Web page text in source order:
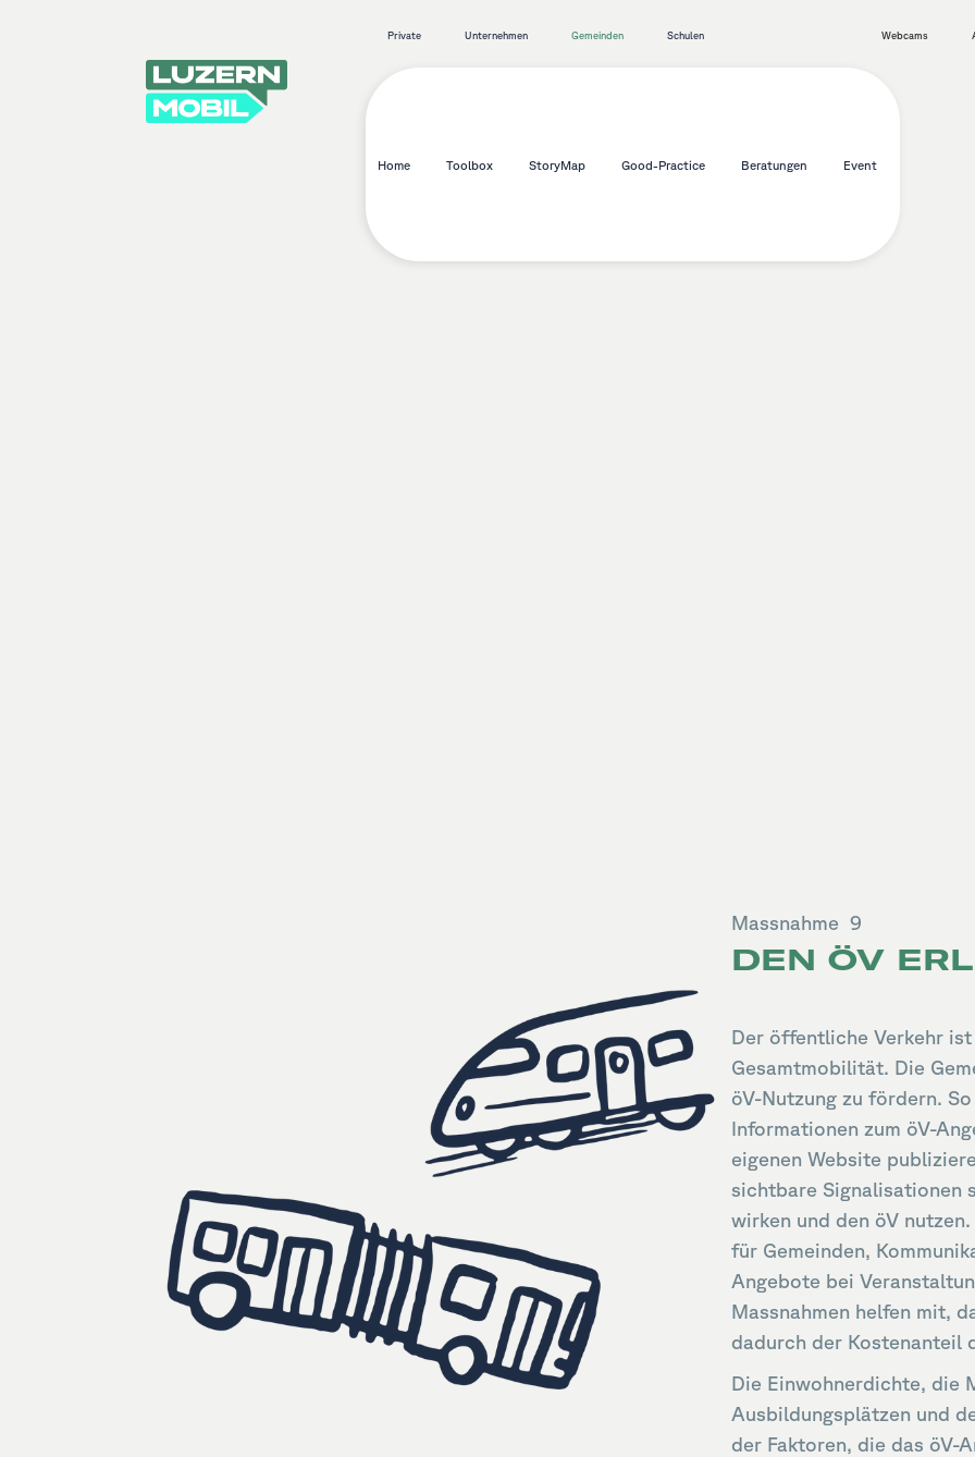
Private Unternehmen Gemeinden Schulen
Home Toolbox StoryMap Good-Practice Beratungen Event
Webcams
Massnahme 9
DEN ÖV
Der öffentliche Verkehr
Gesamtmobilität. Die
öV-Nutzung zu fördern.
Informationen zum öV-
eigenen Website
sichtbare Signalisationen
wirken und den öV
für Gemeinden,
Angebote bei
Massnahmen helfen mit,
dadurch der Kostenanteil
Die Einwohnerdichte, die
Ausbildungsplätzen und
der Faktoren, die das öV-